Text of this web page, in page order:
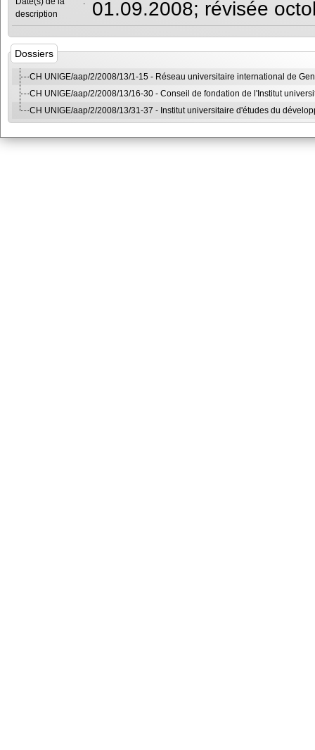
description
01.09.2008; révisée
Dossiers
CH UNIGE/aap/2/2008/13/1-15 - Réseau universitaire international de
CH UNIGE/aap/2/2008/13/16-30 - Conseil de fondation de l'Institut
CH UNIGE/aap/2/2008/13/31-37 - Institut universitaire d'études du